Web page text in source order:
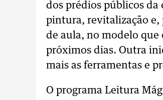
dos prédios públicos
pintura, revitalização e,
de aula, no modelo que
próximos dias. Outra
mais as ferramentas e
O programa Leitura